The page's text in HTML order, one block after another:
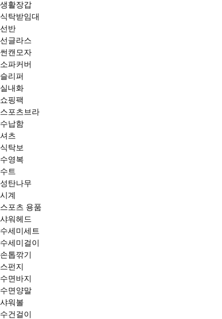
생활장갑
식탁받임대
선반
선글라스
썬캔모자
소파커버
슬리퍼
실내화
쇼핑팩
스포츠브라
수납함
셔츠
식탁보
수영복
수트
성탄나무
시계
스포츠 용품
샤워헤드
수세미세트
수세미걸이
손톱깎기
스펀지
수면바지
수면양말
샤워볼
수건걸이